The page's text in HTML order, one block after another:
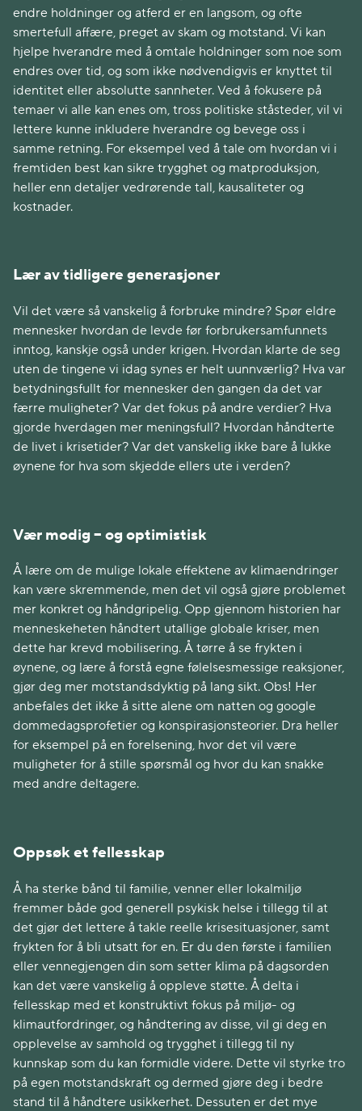
endre holdninger og atferd er en langsom, og ofte
smertefull affære, preget av skam og motstand. Vi kan
hjelpe hverandre med å omtale holdninger som noe som
endres over tid, og som ikke nødvendigvis er knyttet til
identitet eller absolutte sannheter. Ved å fokusere på
temaer vi alle kan enes om, tross politiske ståsteder, vil vi
lettere kunne inkludere hverandre og bevege oss i
samme retning. For eksempel ved å tale om hvordan vi i
fremtiden best kan sikre trygghet og matproduksjon,
heller enn detaljer vedrørende tall, kausaliteter og
kostnader.
Lær av tidligere generasjoner
Vil det være så vanskelig å forbruke mindre? Spør eldre
mennesker hvordan de levde før forbrukersamfunnets
inntog, kanskje også under krigen. Hvordan klarte de seg
uten de tingene vi idag synes er helt uunnværlig? Hva var
betydningsfullt for mennesker den gangen da det var
færre muligheter? Var det fokus på andre verdier? Hva
gjorde hverdagen mer meningsfull? Hvordan håndterte
de livet i krisetider? Var det vanskelig ikke bare å lukke
øynene for hva som skjedde ellers ute i verden?
Vær modig – og optimistisk
Å lære om de mulige lokale effektene av klimaendringer
kan være skremmende, men det vil også gjøre problemet
mer konkret og håndgripelig. Opp gjennom historien har
menneskeheten håndtert utallige globale kriser, men
dette har krevd mobilisering. Å tørre å se frykten i
øynene, og lære å forstå egne følelsesmessige reaksjoner,
gjør deg mer motstandsdyktig på lang sikt. Obs! Her
anbefales det ikke å sitte alene om natten og google
dommedagsprofetier og konspirasjonsteorier. Dra heller
for eksempel på en forelsening, hvor det vil være
muligheter for å stille spørsmål og hvor du kan snakke
med andre deltagere.
Oppsøk et fellesskap
Å ha sterke bånd til familie, venner eller lokalmiljø
fremmer både god generell psykisk helse i tillegg til at
det gjør det lettere å takle reelle krisesituasjoner, samt
frykten for å bli utsatt for en. Er du den første i familien
eller vennegjengen din som setter klima på dagsorden
kan det være vanskelig å oppleve støtte. Å delta i
fellesskap med et konstruktivt fokus på miljø- og
klimautfordringer, og håndtering av disse, vil gi deg en
opplevelse av samhold og trygghet i tillegg til ny
kunnskap som du kan formidle videre. Dette vil styrke tro
på egen motstandskraft og dermed gjøre deg i bedre
stand til å håndtere usikkerhet. Dessuten er det mye